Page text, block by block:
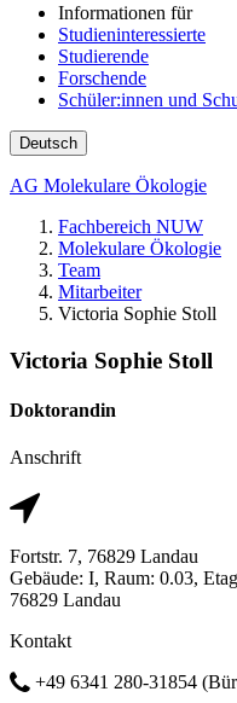
Informationen für
Studieninteressierte
Studierende
Forschende
Schüler:innen und
Deutsch
AG Molekulare Ökologie
Fachbereich NUW
Molekulare Ökologie
Team
Mitarbeiter
Victoria Sophie Stoll
Victoria Sophie Stoll
Doktorandin
Anschrift
Fortstr. 7, 76829 Landau
Gebäude: I, Raum: 0.03,
76829 Landau
Kontakt
+49 6341 280-31854